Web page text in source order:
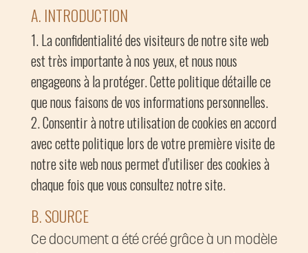
A. INTRODUCTION
La confidentialité des visiteurs de notre site web
est très importante à nos yeux, et nous nous
engageons à la protéger. Cette politique détaille ce
que nous faisons de vos informations personnelles.
Consentir à notre utilisation de cookies en accord
avec cette politique lors de votre première visite de
notre site web nous permet d’utiliser des cookies à
chaque fois que vous consultez notre site.
B. SOURCE
Ce document a été créé grâce à un modèle